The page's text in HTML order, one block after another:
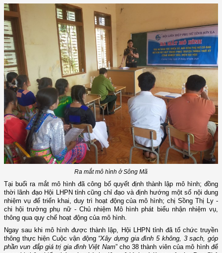
Ra mắt mô hình ở Sông Mã
Tại buổi ra mắt mô hình đã công bố quyết định thành lập mô hình; đồng
thời lãnh đạo Hội LHPN tỉnh cũng chỉ đạo và định hướng một số nội dung
nhiệm vụ để triển khai, duy trì hoạt động của mô hình; chịSồng Thị Ly -
chi hội trưởng phụ nữ - Chủ nhiệm Mô hình phát biểu nhận nhiệm vụ,
thông qua quy chế hoạt động của mô hình.
Ngay sau khi mô hình được thành lập, Hội LHPN tỉnh đã tổ chức truyền
thông thực hiện Cuộc vận động “Xây dựng gia đình 5 không, 3 sạch, góp
phần vun đắp giá trị gia đình Việt Nam” cho 38 thành viên của mô hình để